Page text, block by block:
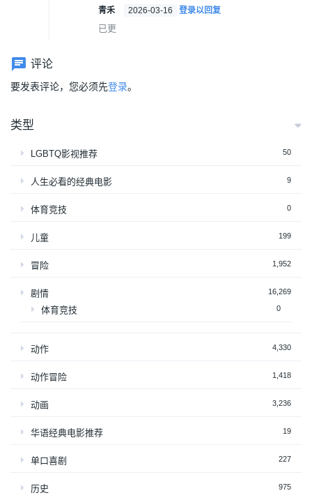
青禾 2026-03-16 登录以回复
已更
评论
要发表评论，您必须先登录。
类型
LGBTQ影视推荐 50
人生必看的经典电影 9
体育竞技 0
儿童 199
冒险 1,952
剧情 16,269
体育竞技 0
动作 4,330
动作冒险 1,418
动画 3,236
华语经典电影推荐 19
单口喜剧 227
历史 975